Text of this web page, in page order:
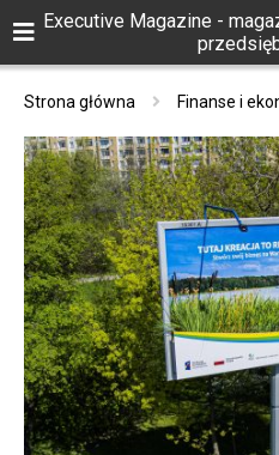
Executive Magazine -
Strona główna Finanse i